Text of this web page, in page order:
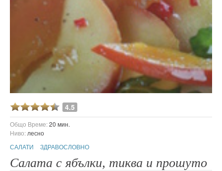
4.5
Общо Време:20 мин.
Ниво: лесно
САЛАТИ
ЗДРАВОСЛОВНО
Салата с ябълки, тиква и прошуто